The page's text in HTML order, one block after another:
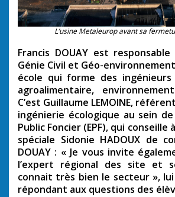
L’usine Metaleurop avant sa
Francis DOUAY est
Génie Civil et Géo-environnement
école qui forme des
agroalimentaire,
C’est Guillaume LEMOINE,
ingénierie écologique au sein de
Public Foncier (EPF), qui
spéciale Sidonie HADOUX de
DOUAY : « Je vous invite
l’expert régional des site et
connait très bien le secteur »,
répondant aux questions des